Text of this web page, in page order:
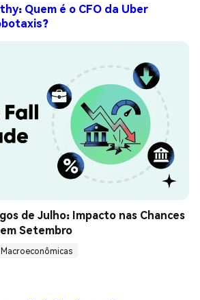
Quem é o CFO da Uber
de Julho: Impacto nas Chances
Setembro